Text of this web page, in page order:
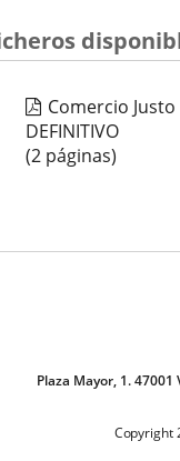
Comercio Justo
DEFINITIVO
(2 páginas)
Plaza Mayor, 1.
Copyright